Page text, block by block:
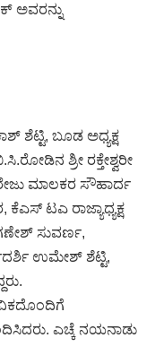
ಅವರನ್ನು
ಶೆಟ್ಟಿ, ಬೂಡ ಅಧ್ಯಕ್ಷ
ಶ್ರೀ ರಕ್ತೇಶ್ವರೀ
ಮಾಲಕರ ಸೌಹಾರ್ದ
ಟಎ ರಾಜ್ಯಾಧ್ಯಕ್ಷ
ಸುವರ್ಣ,
ಉಮೇಶ್ ಶೆಟ್ಟಿ,
ಎಚ್ಕೆ ನಯನಾಡು